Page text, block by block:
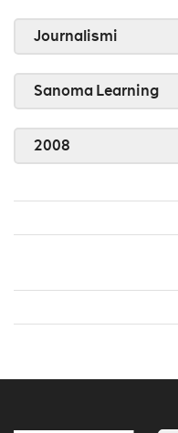
Journalismi
Sanoma Learning
2008